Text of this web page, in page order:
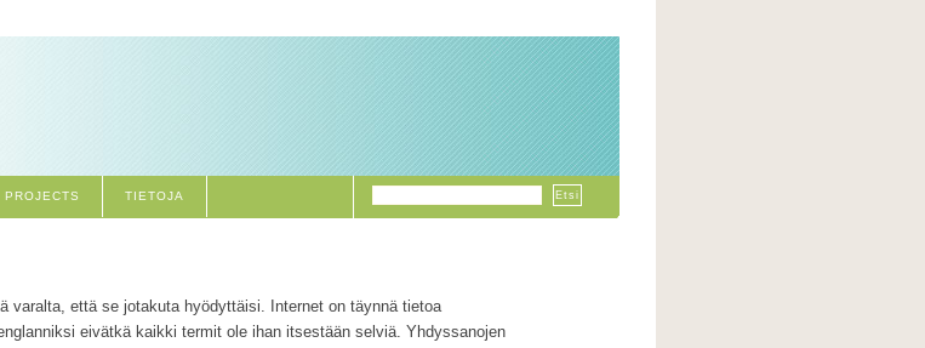
PROJECTS TIETOJA
varalta, että se jotakuta hyödyttäisi. Internet on täynnä tietoa
eivätkä kaikki termit ole ihan itsestään selviä. Yhdyssanojen